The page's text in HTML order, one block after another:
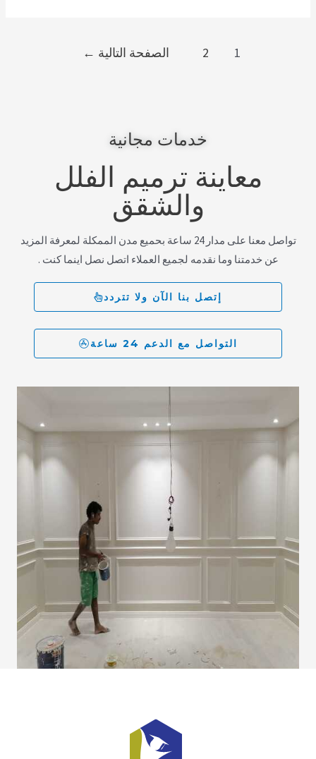
1
2 الصفحة التالية ←
خدمات مجانية
معاينة ترميم الفلل
والشقق
تواصل معنا على مدار 24 ساعة بحميع مدن الممكلة لمعرفة المزيد
عن خدمتنا وما نقدمه لجميع العملاء اتصل نصل اينما كنت .
إتصل بنا الآن ولا تتردد
التواصل مع الدعم 24 ساعة